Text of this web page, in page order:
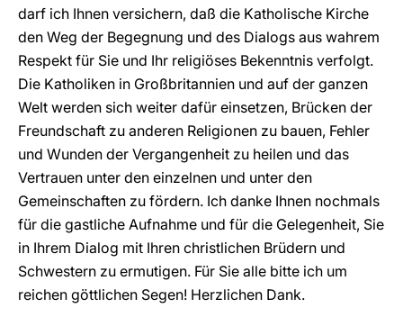
darf ich Ihnen versichern, daß die Katholische Kirche
den Weg der Begegnung und des Dialogs aus wahrem
Respekt für Sie und Ihr religiöses Bekenntnis verfolgt.
Die Katholiken in Großbritannien und auf der ganzen
Welt werden sich weiter dafür einsetzen, Brücken der
Freundschaft zu anderen Religionen zu bauen, Fehler
und Wunden der Vergangenheit zu heilen und das
Vertrauen unter den einzelnen und unter den
Gemeinschaften zu fördern. Ich danke Ihnen nochmals
für die gastliche Aufnahme und für die Gelegenheit, Sie
in Ihrem Dialog mit Ihren christlichen Brüdern und
Schwestern zu ermutigen. Für Sie alle bitte ich um
reichen göttlichen Segen! Herzlichen Dank.